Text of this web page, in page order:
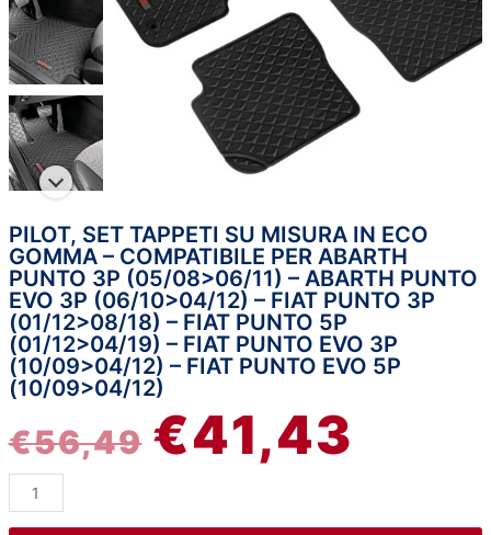
PILOT, SET TAPPETI SU MISURA IN ECO
GOMMA – COMPATIBILE PER ABARTH
PUNTO 3P (05/08>06/11) – ABARTH PUNTO
EVO 3P (06/10>04/12) – FIAT PUNTO 3P
(01/12>08/18) – FIAT PUNTO 5P
(01/12>04/19) – FIAT PUNTO EVO 3P
(10/09>04/12) – FIAT PUNTO EVO 5P
(10/09>04/12)
€56,49
IL
PREZZO
ORIGINALE
ERA:
€56,49.
€41,43
IL
Pilot,
set
tappeti
su
misura
in
eco
-
compatibile
Abarth